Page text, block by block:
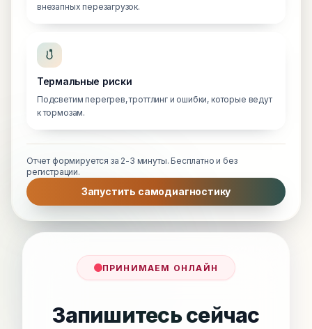
внезапных перезагрузок.
Термальные риски
Подсветим перегрев, троттлинг и ошибки, которые ведут
к тормозам.
Отчет формируется за 2-3 минуты. Бесплатно и без
регистрации.
Запустить самодиагностику
ПРИНИМАЕМ ОНЛАЙН
Запишитесь сейчас